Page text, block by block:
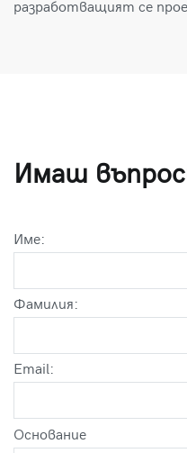
разработващият се
Имаш
Име:
Фамилия:
Email:
Оснoвание